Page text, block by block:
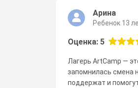
Арина
Ребенок 13
Оценка: 5
Лагерь ArtCamp —
запомнилась смена
поддержат и